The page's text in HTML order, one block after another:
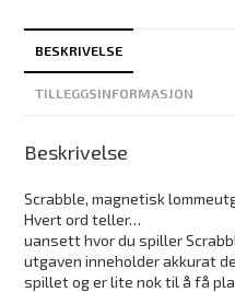
BESKRIVELSE
TILLEGGSINFORMASJON
Beskrivelse
Scrabble, magnetisk
Hvert ord teller…
uansett hvor du spiller
utgaven inneholder akkurat
spillet og er lite nok til å få